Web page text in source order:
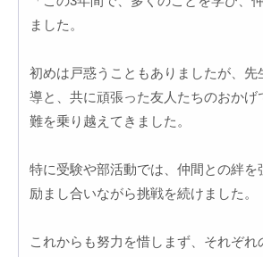
ました。
初めは戸惑うこともありましたが、先
導と、共に頑張った友人たちのおかげ
難を乗り越えてきました。
特に受験や部活動では、仲間との絆を
励まし合いながら挑戦を続けました。
これからも努力を惜しまず、それぞれ